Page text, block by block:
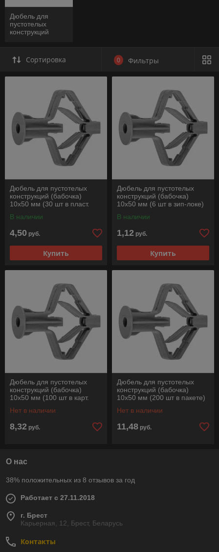
Дюбель для
пустотелых
конструкций
Сортировка 0 Фильтры
Дюбель для пустотелых
конструкций (бабочка)
10х50 мм (30 шт в пласт.
В наличии
4,50 руб.
Купить
Дюбель для пустотелых
конструкций (бабочка)
10х50 мм (6 шт в зип-локе)
В наличии
1,12 руб.
Купить
Дюбель для пустотелых
конструкций (бабочка)
10х50 мм (100 шт в карт.
Нет в наличии
8,32 руб.
Дюбель для пустотелых
конструкций (бабочка)
10х50 мм (200 шт в пакете)
Нет в наличии
11,48 руб.
О нас
38% положительных из 8 отзывов за год
Работает с 27.11.2018
г. Брест
Карьерная, 12, Брест, Беларусь
Контакты